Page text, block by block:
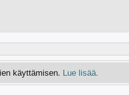
käyttämisen. Lue lisää.